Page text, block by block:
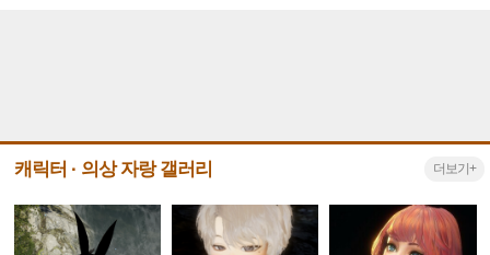
캐릭터 · 의상 자랑 갤러리 더보기+